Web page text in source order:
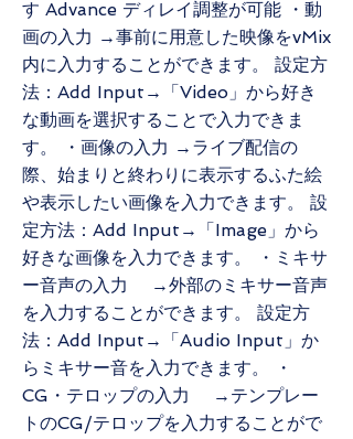
す ​Advance ディレイ調整が可能 ・動
画の入力 →事前に用意した映像をvMix
内に入力することができます。 設定方
法：Add Input→「Video」から好き
な動画を選択することで入力できま
す。 ・画像の入力 →ライブ配信の
際、始まりと終わりに表示するふた絵
や表示したい画像を入力できます。 設
定方法：Add Input→「Image」から
好きな画像を入力できます。 ・ミキサ
ー音声の入力 →外部のミキサー音声
を入力することができます。 設定方
法：Add Input→「Audio Input」か
らミキサー音を入力できます。 ・
CG・テロップの入力 →テンプレー
トのCG/テロップを入力することがで